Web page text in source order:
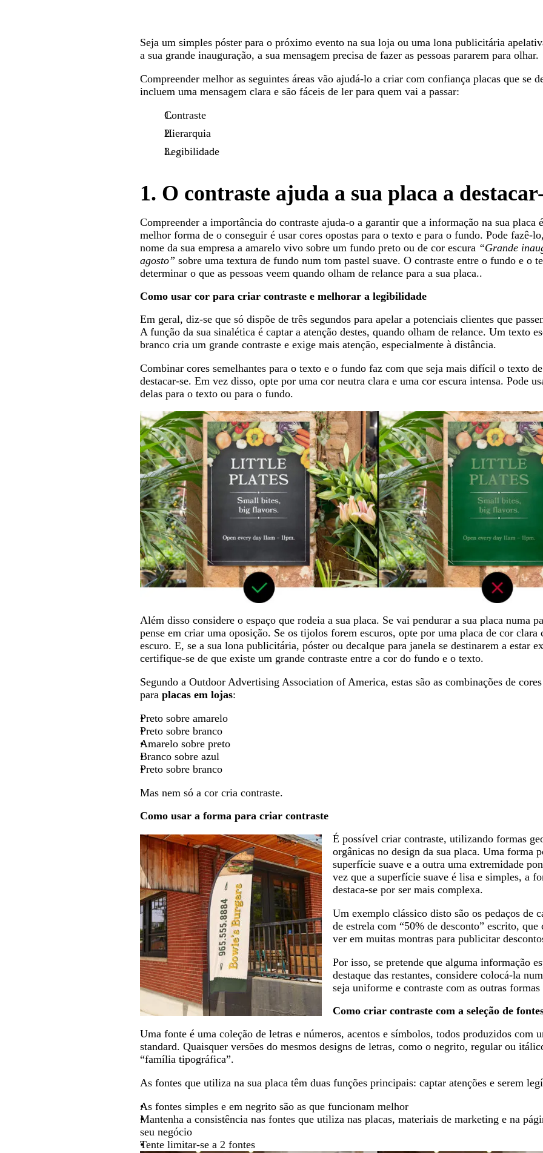
Seja um simples póster para o próximo evento na sua loja ou uma lona publicitária
a sua grande inauguração, a sua mensagem precisa de fazer as pessoas pararem para olhar.
Compreender melhor as seguintes áreas vão ajudá-lo a criar com confiança placas que se
incluem uma mensagem clara e são fáceis de ler para quem vai a passar:
Contraste
Hierarquia
Legibilidade
1. O contraste ajuda a sua placa a
Compreender a importância do contraste ajuda-o a garantir que a informação na sua placa
melhor forma de o conseguir é usar cores opostas para o texto e para o fundo. Pode fazê-
nome da sua empresa a amarelo vivo sobre um fundo preto ou de cor escura “Grande
agosto” sobre uma textura de fundo num tom pastel suave. O contraste entre o fundo e o
determinar o que as pessoas veem quando olham de relance para a sua placa..
Como usar cor para criar contraste e melhorar a legibilidade
Em geral, diz-se que só dispõe de três segundos para apelar a potenciais clientes que
A função da sua sinalética é captar a atenção destes, quando olham de relance. Um texto
branco cria um grande contraste e exige mais atenção, especialmente à distância.
Combinar cores semelhantes para o texto e o fundo faz com que seja mais difícil o texto
destacar-se. Em vez disso, opte por uma cor neutra clara e uma cor escura intensa. Pode
delas para o texto ou para o fundo.
Além disso considere o espaço que rodeia a sua placa. Se vai pendurar a sua placa numa
pense em criar uma oposição. Se os tijolos forem escuros, opte por uma placa de cor clara
escuro. E, se a sua lona publicitária, póster ou decalque para janela se destinarem a estar
certifique-se de que existe um grande contraste entre a cor do fundo e o texto.
Segundo a Outdoor Advertising Association of America, estas são as combinações de
paraplacas em lojas:
Preto sobre amarelo
Preto sobre branco
Amarelo sobre preto
Branco sobre azul
Preto sobre branco
Mas nem só a cor cria contraste.
Como usar a forma para criar contraste
É possível criar contraste, utilizando formas
orgânicas no design da sua placa. Uma forma
superfície suave e a outra uma extremidade
vez que a superfície suave é lisa e simples, a
destaca-se por ser mais complexa.
Um exemplo clássico disto são os pedaços de
de estrela com “50% de desconto” escrito, que
ver em muitas montras para publicitar
Por isso, se pretende que alguma informação
destaque das restantes, considere colocá-la
seja uniforme e contraste com as outras formas
Como criar contraste com a seleção de
Uma fonte é uma coleção de letras e números, acentos e símbolos, todos produzidos com
standard. Quaisquer versões do mesmos designs de letras, como o negrito, regular ou
“família tipográfica”.
As fontes que utiliza na sua placa têm duas funções principais: captar atenções e serem
As fontes simples e em negrito são as que funcionam melhor
Mantenha a consistência nas fontes que utiliza nas placas, materiais de marketing e na
seu negócio
Tente limitar-se a 2 fontes